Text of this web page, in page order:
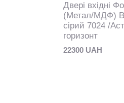
Двері вхідні
(Метал/МДФ)
сірий 7024 /
горизонт
22300 UAH